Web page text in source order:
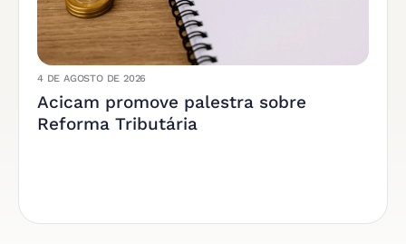
4 DE AGOSTO DE 2026
Acicam promove palestra sobre
Reforma Tributária